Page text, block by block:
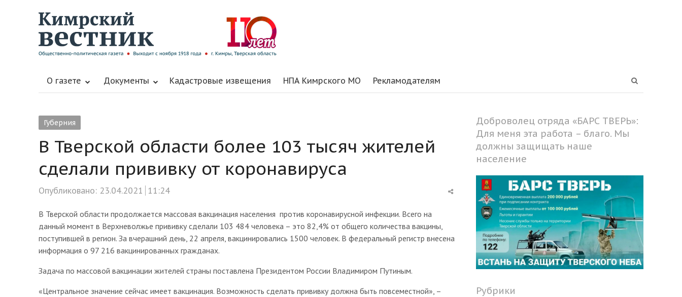
О газете Документы Кадастровые извещения НПА Кимрского МО Рекламодателям
Губерния
В Тверской области более 103 тысяч жителей
сделали прививку от коронавируса
Опубликовано: 23.04.2021 11:24
Share
В Тверской области продолжается массовая вакцинация населения против коронавирусной инфекции. Всего на
данный момент в Верхневолжье прививку сделали 103 484 человека – это 82,4% от общего количества вакцины,
поступившей в регион. За вчерашний день, 22 апреля, вакцинировались 1500 человек. В федеральный регистр внесена
информация о 97 216 вакцинированных гражданах.
Задача по массовой вакцинации жителей страны поставлена Президентом России Владимиром Путиным.
«Центральное значение сейчас имеет вакцинация. Возможность сделать прививку должна быть повсеместной», –
Доброволец отряда «БАРС ТВЕРЬ»:
Для меня эта работа – благо. Мы
должны защищать наше
население
Рубрики